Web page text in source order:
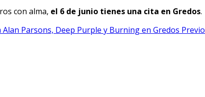
con alma, el 6 de junio tienes una cita en Gredos.
Parsons, Deep Purple y Burning en Gredos Previo